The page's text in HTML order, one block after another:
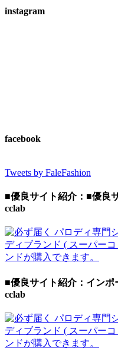
instagram
facebook
Tweets by FaleFashion
■優良サイト紹介：■優良
cclab
■優良サイト紹介：イン
cclab